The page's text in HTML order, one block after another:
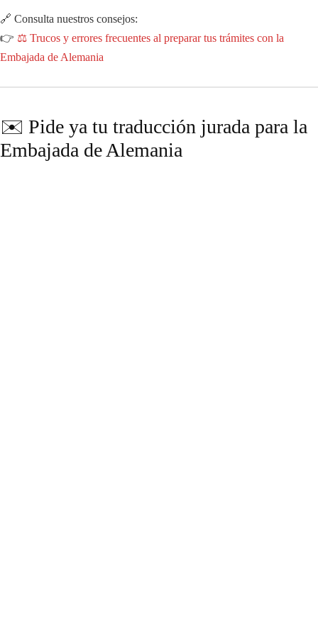
🔗 Consulta nuestros consejos:
👉 ⚖️ Trucos y errores frecuentes al preparar tus trámites con la
Embajada de Alemania
✉️ Pide ya tu traducción jurada para la
Embajada de Alemania